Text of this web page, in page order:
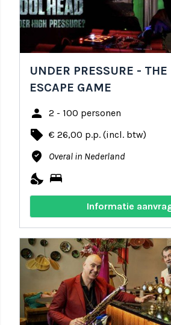
UNDER PRESSURE - THE
ESCAPE GAME
person 2 - 100 personen
local_offer € 26,00 p.p. (incl. btw)
where_to_vote Overal in Nederland
nights_stay bed
Informatie